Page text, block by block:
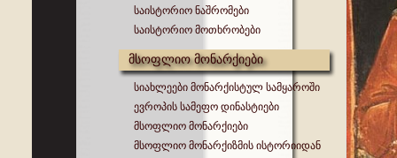
საისტორიო ნაშრომები
საისტორიო მოთხრობები
მსოფლიო მონარქიები
სიახლეები მონარქისტულ სამყაროში
ევროპის სამეფო დინასტიები
მსოფლიო მონარქიები
მსოფლიო მონარქიზმის ისტორიიდან